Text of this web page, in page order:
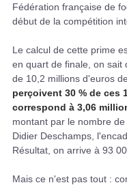
Fédération française de
début de la compétition
Le calcul de cette prime
en quart de finale, on sait
de 10,2 millions d'euros
perçoivent 30 % de ces
correspond à 3,06
montant par le nombre
Didier Deschamps,
Résultat, on arrive à 93
Mais ce n'est pas tout :